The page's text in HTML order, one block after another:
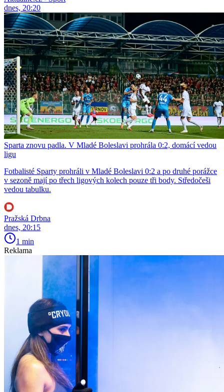
dnes, 20:20
Sparta znovu padla. V Mladé Boleslavi prohrála 0:2, domácí vedou
ligu
Fotbalisté Sparty prohráli v Mladé Boleslavi 0:2 a po druhé porážce
v sezoně mají po třech ligových kolech pouze tři body. Středočeši
vedou tabulku.
Pražská Drbna
dnes, 20:15
1 min
Reklama